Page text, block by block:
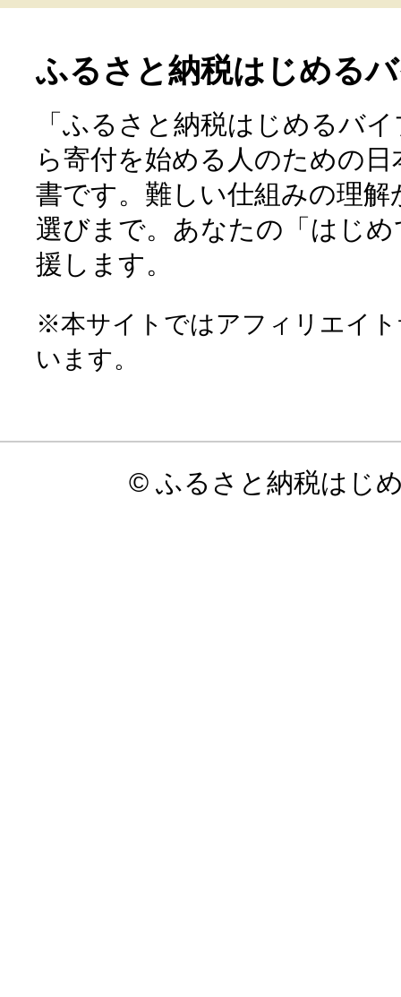
ふるさと納税はじめる
「ふるさと納税はじめるバ
ら寄付を始める人のための
書です。難しい仕組みの理
選びまで。あなたの「はじ
援します。
※本サイトではアフィリエイ
います。
© ふるさと納税はじ